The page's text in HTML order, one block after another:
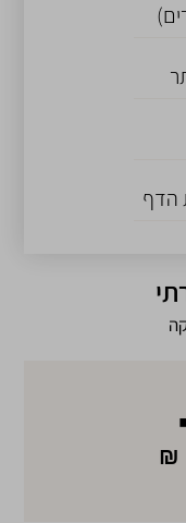
הדף
₪